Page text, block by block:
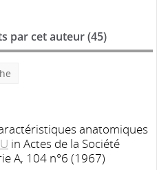
par cet auteur (45)
anatomiques
in Actes de la Société
A, 104 n°6 (1967)